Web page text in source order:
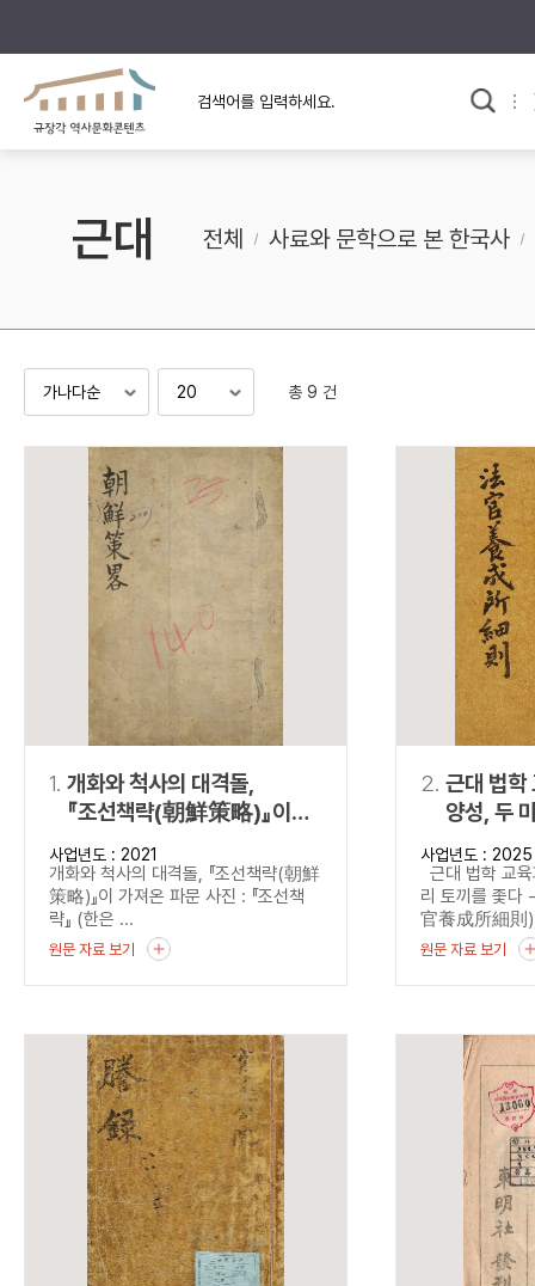
규장각의 어제와 오늘
규장각 소개영상
사료와 문학으로 본
고대
조선 후기
검색 연산자 사용안내
AND
“정조”와 “정약
OR “정조” 또는 “
“정조”가 나온
료를 검색
동시에 여러 개의 연산자를 사용할 수 있습니다.
근대 전체 사료와 문학으로 본 한국사
총 9 건
1. 개화와 척사의 대격돌,
『조선책략(朝鮮策略)』이
가져온 파문
사업년도 : 2021
개화와 척사의 대격돌, 『조선책략(朝鮮
策略)』이 가져온 파문 사진 : 『조선책
략』 (한은 ...
원문 자료 보기
2. 근대 법학
양성, 두
『법관양
(法官養
본 법관양
사업년도 : 2025
근대 법학 교
리 토끼를 좇다
官養成所細則
원문 자료 보기